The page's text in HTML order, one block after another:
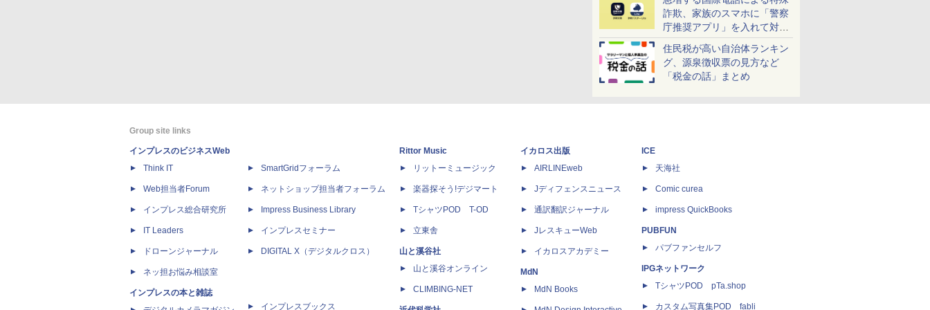
詐欺、家族のスマホに「警察
庁推奨アプリ」を入れて対策
しよう！
住民税が高い自治体ランキン
グ、源泉徴収票の見方など
「税金の話」まとめ
Group site links
インプレスのビジネスWeb
Think IT
Web担当者Forum
インプレス総合研究所
IT Leaders
ドローンジャーナル
ネッ担お悩み相談室
インプレスの本と雑誌
SmartGridフォーラム
ネットショップ担当者フォーラム
Impress Business Library
インプレスセミナー
DIGITAL X（デジタルクロス）
インプレスブックス
Rittor Music
リットーミュージック
楽器探そう!デジマート
TシャツPOD T-OD
立東舎
山と溪谷社
山と溪谷オンライン
CLIMBING-NET
イカロス出版
AIRLINEweb
Jディフェンスニュース
通訳翻訳ジャーナル
JレスキューWeb
イカロスアカデミー
MdN
MdN Books
ICE
天海社
Comic curea
impress QuickBooks
PUBFUN
パブファンセルフ
IPGネットワーク
TシャツPOD pTa.shop
カスタム写真集POD fabli